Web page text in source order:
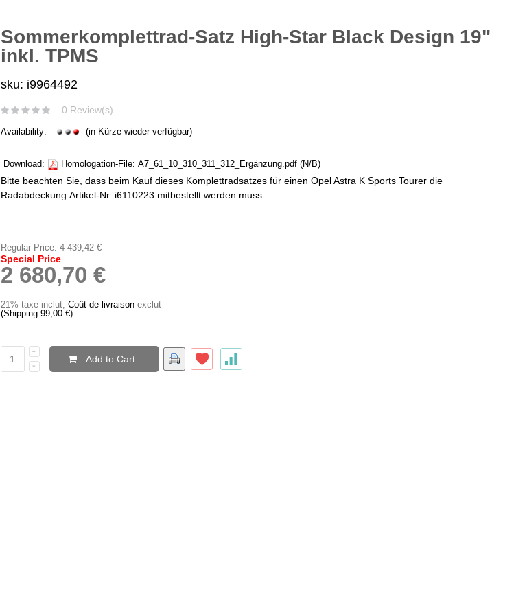
Sommerkomplettrad-Satz High-Star Black Design 19"
inkl. TPMS
sku: i9964492
0 Review(s)
Availability: (in Kürze wieder verfügbar)
Download: Homologation-File: A7_61_10_310_311_312_Ergänzung.pdf(N/B)
Bitte beachten Sie, dass beim Kauf dieses Komplettradsatzes für einen Opel Astra K Sports Tourer die
Radabdeckung Artikel-Nr. i6110223 mitbestellt werden muss.
Regular Price: 4 439,42 €
Special Price
2 680,70 €
21% taxe inclut, Coût de livraisonexclut
(Shipping:99,00 €)
Add to Cart